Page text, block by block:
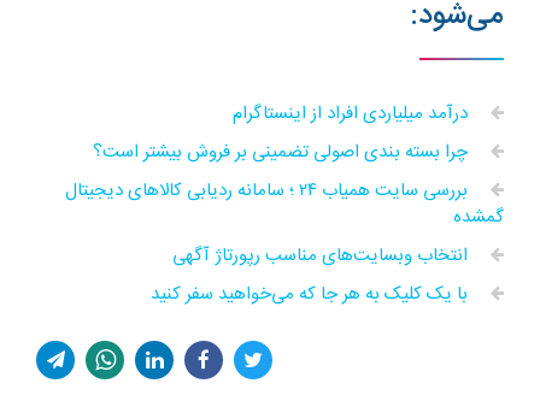
می‌شود:
درآمد میلیاردی افراد از اینستاگرام
چرا بسته بندی اصولی تضمینی بر فروش بیشتر است؟
بررسی سایت همیاب ۲۴ ؛ سامانه ردیابی کالاهای دیجیتال
گمشده
انتخاب وبسایت‌های مناسب رپورتاژ آگهی
با یک کلیک به هر جا که می‌خواهید سفر کنید